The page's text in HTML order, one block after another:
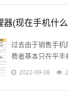
器(现在手机什
过去由于销售手机
费者基本只在乎
机线上销售渠道的
2022-09-08